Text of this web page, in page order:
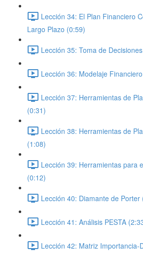
Lección 34: El Plan Financiero
Largo Plazo (0:59)
Lección 35: Toma de
Lección 36: Modelaje
Lección 37: Herramientas de
(0:31)
Lección 38: Herramientas de
(1:08)
Lección 39: Herramientas para
(0:12)
Lección 40: Diamante de Porter
Lección 41: Análisis PESTA
Lección 42: Matriz Importancia-